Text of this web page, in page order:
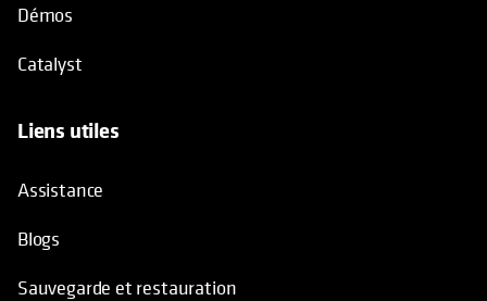
Démos
Catalyst
Liens utiles
Assistance
Blogs
Sauvegarde et restauration